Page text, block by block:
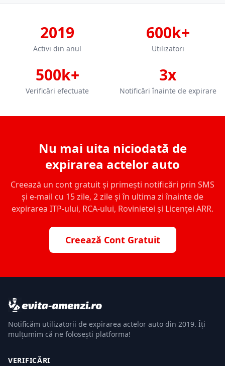
2019
Activi din anul
600k+
Utilizatori
500k+
Verificări efectuate
3x
Notificări înainte de expirare
Nu mai uita niciodată de
expirarea actelor auto
Creează un cont gratuit și primești notificări prin SMS
și e-mail cu 15 zile, 2 zile și în ultima zi înainte de
expirarea ITP-ului, RCA-ului, Rovinietei și Licenței ARR.
Creează Cont Gratuit
Notificăm utilizatorii de expirarea actelor auto din 2019. Îți
mulțumim că ne folosești platforma!
VERIFICĂRI